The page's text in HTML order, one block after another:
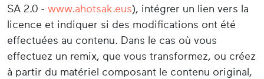
SA 2.0 - www.ahotsak.eus), intégrer un lien vers la
licence et indiquer si des modifications ont été
effectuées au contenu. Dans le cas où vous
effectuez un remix, que vous transformez, ou créez
à partir du matériel composant le contenu original,